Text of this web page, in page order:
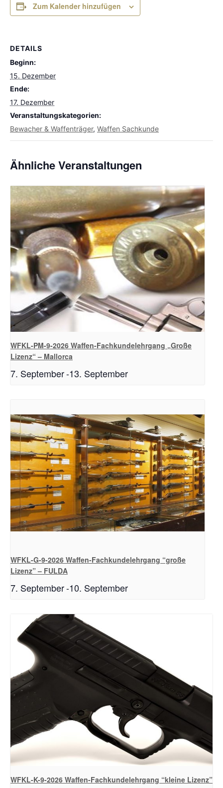
Zum Kalender hinzufügen
DETAILS
Beginn:
15. Dezember
Ende:
17. Dezember
Veranstaltungskategorien:
Bewacher & Waffenträger, Waffen Sachkunde
Ähnliche Veranstaltungen
WFKL-PM-9-2026 Waffen-Fachkundelehrgang „Große
Lizenz“ – Mallorca
7. September-13. September
WFKL-G-9-2026 Waffen-Fachkundelehrgang “große
Lizenz” – FULDA
7. September-10. September
WFKL-K-9-2026 Waffen-Fachkundelehrgang “kleine Lizenz”